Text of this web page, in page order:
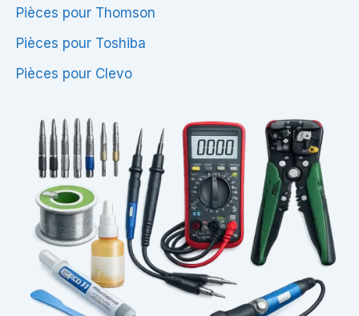
Pièces pour Thomson
Pièces pour Toshiba
Pièces pour Clevo